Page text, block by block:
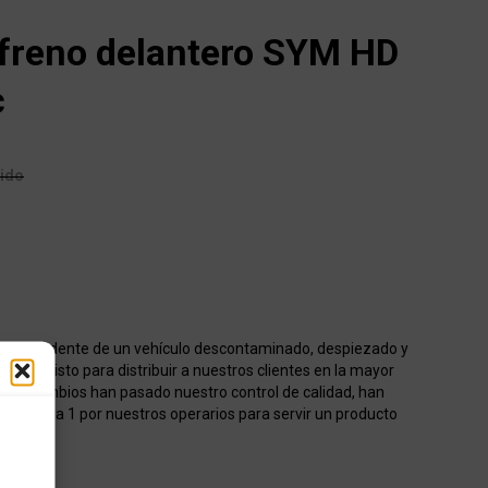
delantero SYM HD
procedente de un vehículo descontaminado, despiezado y
listo para distribuir a nuestros clientes en la mayor
recambios han pasado nuestro control de calidad, han
1 a 1 por nuestros operarios para servir un producto